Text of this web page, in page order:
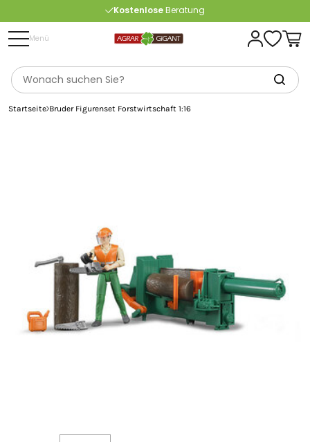
KostenloseBeratung
ab 175 € (in DE) – außer Sperrgut
Menü
Startseite Bruder Figurenset Forstwirtschaft 1:16